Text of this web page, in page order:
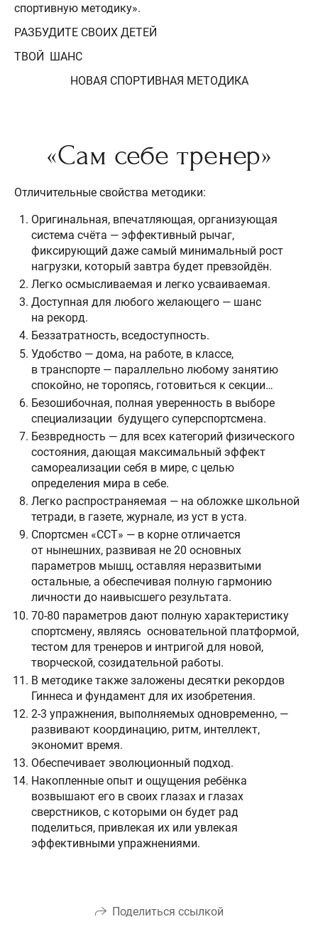
спортивную методику».
РАЗБУДИТЕ СВОИХ ДЕТЕЙ
ТВОЙ ШАНС
НОВАЯ СПОРТИВНАЯ МЕТОДИКА
«Сам себе тренер»
Отличительные свойства методики:
Оригинальная, впечатляющая, организующая
система счёта — эффективный рычаг,
фиксирующий даже самый минимальный рост
нагрузки, который завтра будет превзойдён.
Легко осмысливаемая и легко усваиваемая.
Доступная для любого желающего — шанс
на рекорд.
Беззатратность, вседоступность.
Удобство — дома, на работе, в классе,
в транспорте — параллельно любому занятию
спокойно, не торопясь, готовиться к секции…
Безошибочная, полная уверенность в выборе
специализации будущего суперспортсмена.
Безвредность — для всех категорий физического
состояния, дающая максимальный эффект
самореализации себя в мире, с целью
определения мира в себе.
Легко распространяемая — на обложке школьной
тетради, в газете, журнале, из уст в уста.
Спортсмен «ССТ» — в корне отличается
от нынешних, развивая не 20 основных
параметров мышц, оставляя неразвитыми
остальные, а обеспечивая полную гармонию
личности до наивысшего результата.
70-80 параметров дают полную характеристику
спортсмену, являясь основательной платформой,
тестом для тренеров и интригой для новой,
творческой, созидательной работы.
В методике также заложены десятки рекордов
Гиннеса и фундамент для их изобретения.
2-3 упражнения, выполняемых одновременно, —
развивают координацию, ритм, интеллект,
экономит время.
Обеспечивает эволюционный подход.
Накопленные опыт и ощущения ребёнка
возвышают его в своих глазах и глазах
сверстников, с которыми он будет рад
поделиться, привлекая их или увлекая
эффективными упражнениями.
Поделиться ссылкой